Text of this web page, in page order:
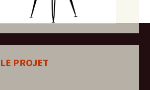
LE PROJET